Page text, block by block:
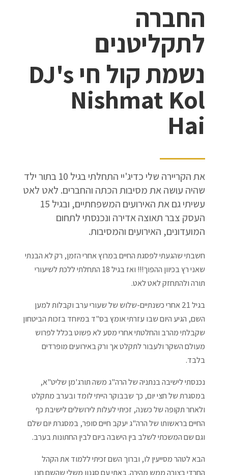
החברה
לתקליטנים
נשמת קול חי DJ's
Nishmat Kol
Hai
את הקריירה שלי כדיג'יי התחלתי בגיל 10 בתור ילד
שהיה עושה את מסיבות הכתה והחברים. לאט לאט
עשיתי גם את האירועים המשפחתיים, ובגיל 15
העסק צבר תאוצה אדירה ונכנסתילתחום
המועדונים, האירועים והמסיבות.
חשבתי שהגעתי לפסגת החיים במרוץ אחרי הזמן, רק לא הבנתי
שאני רץ בכיוון ההפוך!!! ואז בגיל 18 התחלתי ללכת לשיעורי
תורה ולהתחזק לאט לאט.
בגיל 21 אחרי כשנתיים-שלוש של שעורי ערב וקבלות למען
השם, הגיע היום שבו עזרתי אומץ בס"ד במיוחד בזכות הביטחון
שקבלתי מהרב והחלטתי אחרי מסע לא פשוט בכלל לפרוש
מעולם השקר ולעבור לתקלט אך ורק באירועים מופרדים
בלבד.
נכנסתי לישיבה בנתניה של הרה"ג משה תורג'מן שליט"א,
במסגרת של חצי יום, כך שבבוקר הייתי לומד ובערב מתקלט
ולאחר תקופה של כשנה, זכיתי לעלות לירושלים לישיבת כף
החיים בראשותו של הרה"ג יעקב חיים סופר, במסגרת יום שלם
וגם שם המשכתי לשלב בין הישבה ביום לבין החתונות בערב.
הבא לטהר מסייעין לו, וברוך השם זכיתי ללמוד את הקהל
החרדי בצורה ממש מהירה. באתי עם סגנון משלי שהשם חנן